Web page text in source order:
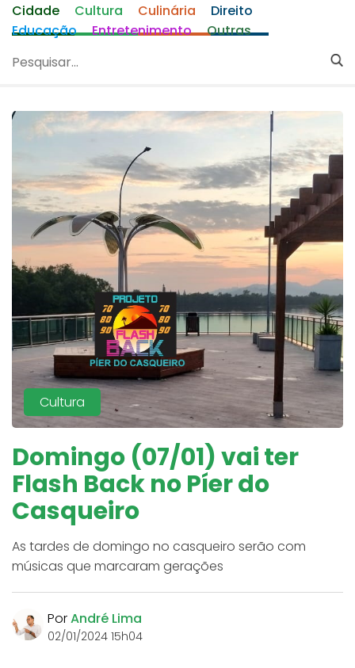
Cidade Cultura Culinária
Direito
Educação
Entretenimento Outras
Cultura
Domingo (07/01) vai ter
Flash Back no Píer do
Casqueiro
As tardes de domingo no casqueiro serão com
músicas que marcaram gerações
PorAndré Lima
02/01/2024 15h04